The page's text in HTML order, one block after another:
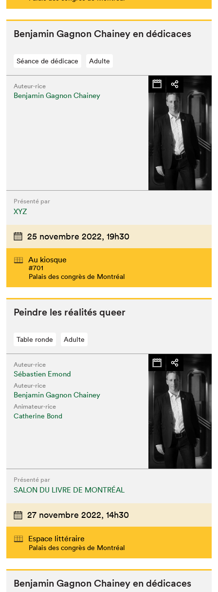
Ben­jamin Gagnon Chainey en dédicaces
Séance de dédicace Adulte
Auteur·rice
Benjamin Gagnon Chainey
Présenté par
XYZ
25 novembre 2022, 19h30
Au kiosque
#701
Palais des congrès de Montréal
Pein­dre les réal­ités queer
Table ronde Adulte
Auteur·rice
Sébastien Emond
Auteur·rice
Benjamin Gagnon Chainey
Animateur⋅rice
Catherine Bond
Présenté par
SALON DU LIVRE DE MONTRÉAL
27 novembre 2022, 14h30
Espace littéraire
Palais des congrès de Montréal
Ben­jamin Gagnon Chainey en dédicaces